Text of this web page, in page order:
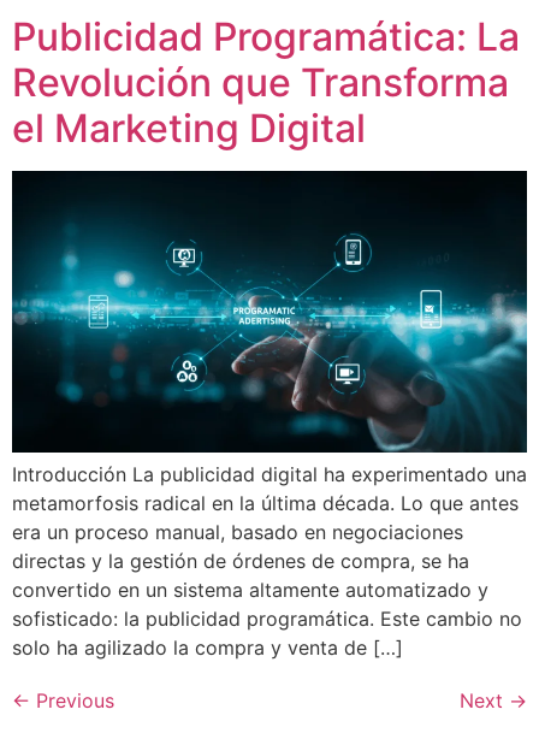
Publicidad Programática: La
Revolución que Transforma
el Marketing Digital
Introducción La publicidad digital ha experimentado una
metamorfosis radical en la última década. Lo que antes
era un proceso manual, basado en negociaciones
directas y la gestión de órdenes de compra, se ha
convertido en un sistema altamente automatizado y
sofisticado: la publicidad programática. Este cambio no
solo ha agilizado la compra y venta de […]
← Previous Next →